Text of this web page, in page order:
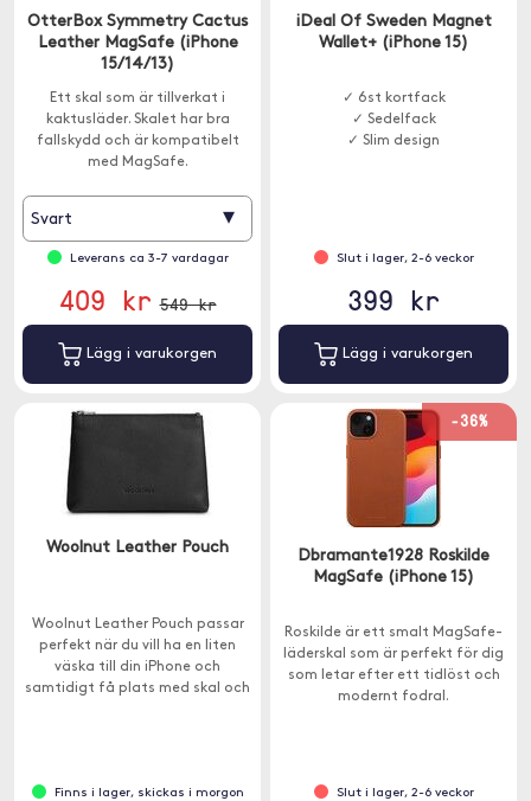
OtterBox Symmetry Cactus
Leather MagSafe (iPhone
15/14/13)
Ett skal som är tillverkat i
kaktusläder. Skalet har bra
fallskydd och är kompatibelt
med MagSafe.
Svart ▾
Leverans ca 3-7 vardagar
409 kr 549 kr
Lägg i varukorgen
iDeal Of Sweden Magnet
Wallet+ (iPhone 15)
✓ 6st kortfack
✓ Sedelfack
✓ Slim design
Slut i lager, 2-6 veckor
399 kr
Lägg i varukorgen
Woolnut Leather Pouch
Woolnut Leather Pouch passar
perfekt när du vill ha en liten
väska till din iPhone och
samtidigt få plats med skal och
Finns i lager, skickas i morgon
-36%
Dbramante1928 Roskilde
MagSafe (iPhone 15)
Roskilde är ett smalt MagSafe-
läderskal som är perfekt för dig
som letar efter ett tidlöst och
modernt fodral.
Slut i lager, 2-6 veckor